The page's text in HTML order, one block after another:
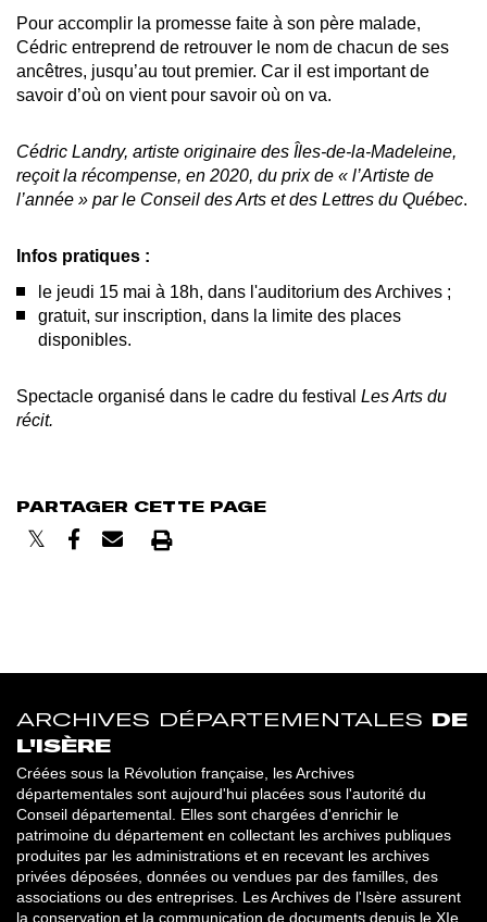
Pour accomplir la promesse faite à son père malade,
Cédric entreprend de retrouver le nom de chacun de ses
ancêtres, jusqu’au tout premier. Car il est important de
savoir d’où on vient pour savoir où on va.
Cédric Landry, artiste originaire des Îles-de-la-Madeleine,
reçoit la récompense, en 2020, du prix de « l’Artiste de
l’année » par le Conseil des Arts et des Lettres du Québec.
Infos pratiques :
le jeudi 15 mai à 18h, dans l'auditorium des Archives ;
gratuit, sur inscription, dans la limite des places
disponibles.
Spectacle organisé dans le cadre du festival Les Arts du
récit.
PARTAGER CETTE PAGE
Imprimer
ARCHIVES DÉPARTEMENTALES DE
L'ISÈRE
Créées sous la Révolution française, les Archives
départementales sont aujourd'hui placées sous l'autorité du
Conseil départemental. Elles sont chargées d'enrichir le
patrimoine du département en collectant les archives publiques
produites par les administrations et en recevant les archives
privées déposées, données ou vendues par des familles, des
associations ou des entreprises. Les Archives de l'Isère assurent
la conservation et la communication de documents depuis le XIe